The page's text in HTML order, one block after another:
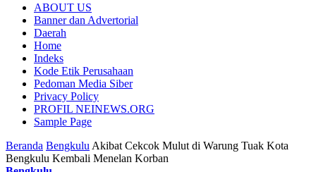
ABOUT US
Banner dan Advertorial
Daerah
Home
Indeks
Kode Etik Perusahaan
Pedoman Media Siber
Privacy Policy
PROFIL NEINEWS.ORG
Sample Page
Beranda Bengkulu Akibat Cekcok Mulut di Warung Tuak Kota
Bengkulu Kembali Menelan Korban